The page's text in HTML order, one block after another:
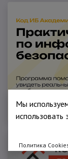
Мы
использовать
Политика